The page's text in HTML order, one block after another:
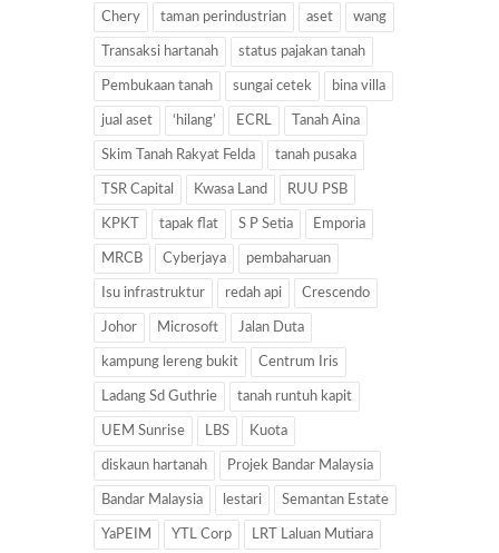
Chery taman perindustrian aset wang
Transaksi hartanah status pajakan tanah
Pembukaan tanah sungai cetek bina villa
jual aset ‘hilang’ ECRL Tanah Aina
Skim Tanah Rakyat Felda tanah pusaka
TSR Capital Kwasa Land RUU PSB
KPKT tapak flat S P Setia Emporia
MRCB Cyberjaya pembaharuan
Isu infrastruktur redah api Crescendo
Johor Microsoft Jalan Duta
kampung lereng bukit Centrum Iris
Ladang Sd Guthrie tanah runtuh kapit
UEM Sunrise LBS Kuota
diskaun hartanah Projek Bandar Malaysia
Bandar Malaysia lestari Semantan Estate
YaPEIM YTL Corp LRT Laluan Mutiara